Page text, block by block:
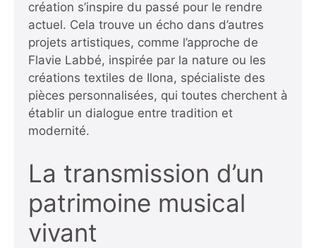
création s’inspire du passé pour le rendre
actuel. Cela trouve un écho dans d’autres
projets artistiques, comme l’approche de
Flavie Labbé, inspirée par la nature ou les
créations textiles de Ilona, spécialiste des
pièces personnalisées, qui toutes cherchent à
établir un dialogue entre tradition et
modernité.
La transmission d’un
patrimoine musical
vivant